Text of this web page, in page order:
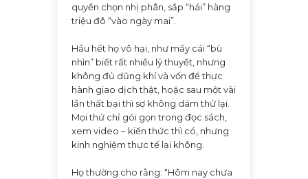
quyền chọn nhị phân, sắp “hái” hàng
triệu đô “vào ngày mai”.
Hầu hết họ vô hại, như mấy cái “bù
nhìn” biết rất nhiều lý thuyết, nhưng
không đủ dũng khí và vốn để thực
hành giao dịch thật, hoặc sau một vài
lần thất bại thì sợ không dám thử lại.
Mọi thứ chỉ gói gọn trong đọc sách,
xem video – kiến thức thì có, nhưng
kinh nghiệm thực tế lại không.
Họ thường cho rằng: “Hôm nay chưa